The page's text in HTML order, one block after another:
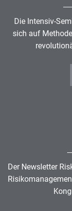
Die Intensiv-
sich auf
Der Newsletter